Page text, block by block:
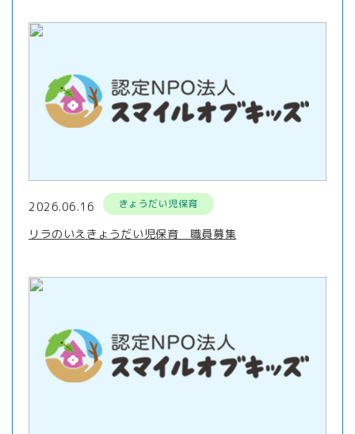
2026.06.16 きょうだい児保育
リラのいえきょうだい児保育 職員募集